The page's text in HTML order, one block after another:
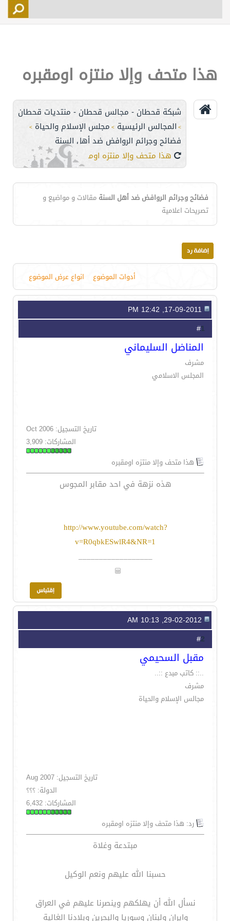
اتصل بنا
هذا متحف وإلا منتزه اومقبره
شبكة قحطان - مجالس قحطان - منتديات قحطان
> المجالس الرئيسية > مجلس الإسلام والحياة >
فضائح وجرائم الروافض ضد أهل السنة
هذا متحف وإلا منتزه اومقبره
فضائح وجرائم الروافض ضد أهل السنة مقالات و مواضيع و
تصريحات اعلامية
أدوات الموضوع انواع عرض الموضوع
1
المناضل السليماني
مشرف
المجلس الاسلامي
تاريخ التسجيل: Oct 2006
المشاركات: 3,909
هذا متحف وإلا منتزه اومقبره
هذه نزهة في احد مقابر المجوس
http://www.youtube.com/watch?
v=R0qbkESwlR4&NR=1
__________________
2
مقبل السحيمي
..:: كاتب مبدع ::..
مشرف
مجالس الإسلام والحياة
تاريخ التسجيل: Aug 2007
الدولة: ؟؟؟
المشاركات: 6,432
رد: هذا متحف وإلا منتزه اومقبره
مبتدعة وغلاة
حسبنا الله عليهم ونعم الوكيل
نسأل الله أن يهلكهم وينصرنا عليهم في العراق
وايران ولبنان وسوريا والبحرين وبلادنا الغالية